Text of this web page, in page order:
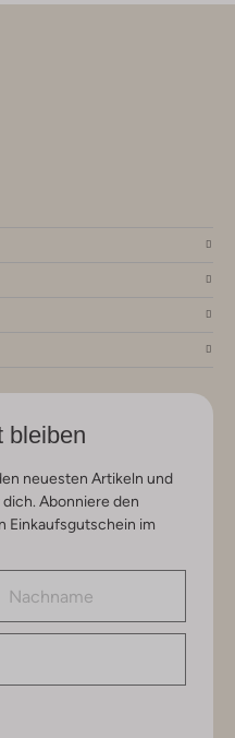
bleiben
neuesten Artikeln und
Abonniere den
Einkaufsgutschein im